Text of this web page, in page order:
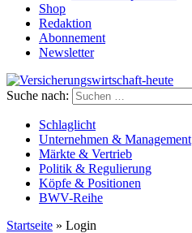
Shop
Redaktion
Abonnement
Newsletter
Versicherungswirtschaft-heute
Suche nach:
Schlaglicht
Unternehmen & Management
Märkte & Vertrieb
Politik & Regulierung
Köpfe & Positionen
BWV-Reihe
Startseite » Login